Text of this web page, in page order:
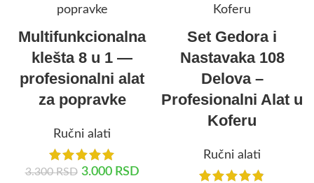
Multifunkcionalna
klešta 8 u 1 —
profesionalni alat
za popravke
Ručni alati
3.300RSD 3.000 RSD
Set Gedora i
Nastavaka 108
Delova –
Profesionalni Alat u
Koferu
Ručni alati